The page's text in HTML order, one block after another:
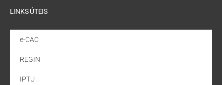
LINKS ÚTEIS
e-CAC
REGIN
IPTU